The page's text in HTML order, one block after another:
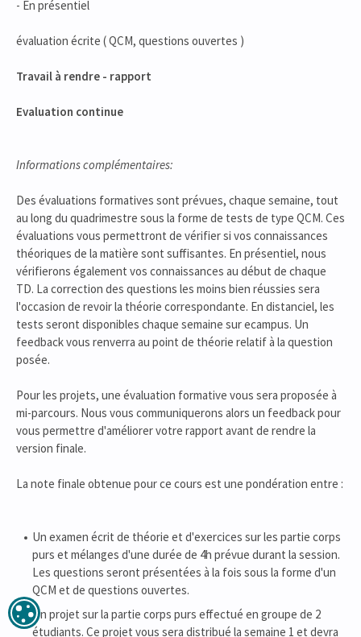
- En présentiel
évaluation écrite ( QCM, questions ouvertes )
Travail à rendre - rapport
Evaluation continue
Informations complémentaires:
Des évaluations formatives sont prévues, chaque semaine, tout
au long du quadrimestre sous la forme de tests de type QCM. Ces
évaluations vous permettront de vérifier si vos connaissances
théoriques de la matière sont suffisantes. En présentiel, nous
vérifierons également vos connaissances au début de chaque
TD. La correction des questions les moins bien réussies sera
l'occasion de revoir la théorie correspondante. En distanciel, les
tests seront disponibles chaque semaine sur ecampus. Un
feedback vous renverra au point de théorie relatif à la question
posée.
Pour les projets, une évaluation formative vous sera proposée à
mi-parcours. Nous vous communiquerons alors un feedback pour
vous permettre d'améliorer votre rapport avant de rendre la
version finale.
La note finale obtenue pour ce cours est une pondération entre :
Un examen écrit de théorie et d'exercices sur les partie corps
purs et mélanges d'une durée de 4h prévue durant la session.
Les questions seront présentées à la fois sous la forme d'un
QCM et de questions ouvertes.
Un projet sur la partie corps purs effectué en groupe de 2
étudiants. Ce projet vous sera distribué la semaine 1 et devra